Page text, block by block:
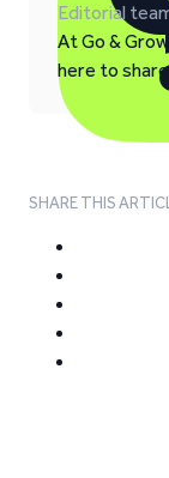
Editorial
At Go &
here to
SHARE THIS